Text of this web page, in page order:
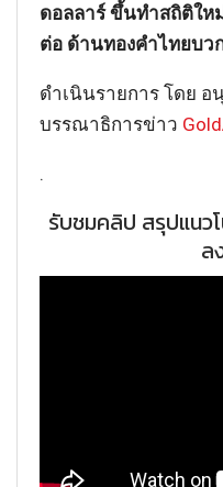
ดอลลาร์ ขึ้นทำสถิติให
ต่อ ด้านทองคำไทยบว
ดำเนินรายการ โดย
บรรณาธิการข่าว
.
รับชมคลิป สรุปแนว
ล